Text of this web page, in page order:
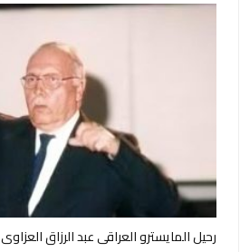
رحيل المايسترو العراقي عبد الرزاق العزاوي